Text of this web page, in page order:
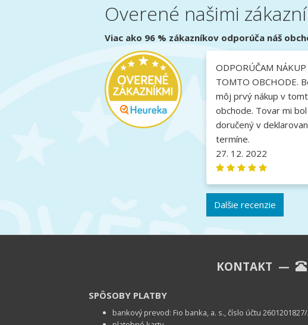
Overené našimi
Viac ako 96 % zákazníkov odporúča náš
ODPORÚČAM NÁKUP
TOMTO OBCHODE.
môj prvý nákup v
obchode. Tovar mi bol
doručený v
termíne.
27. 12. 2022
Dalšie recenzie
KONTAKT —
SPÔSOBY PLATBY
bankový prevod: Fio banka, a. s., číslo účtu